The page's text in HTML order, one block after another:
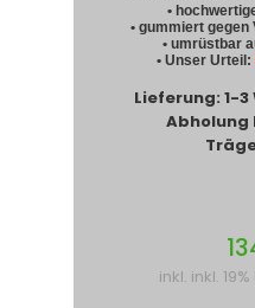
•
• gummiert
• umrüstbar
• Unser Urteil:
Lieferung: 1-
Abholung
inkl. inkl.